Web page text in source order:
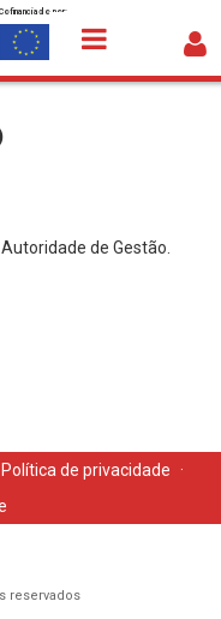
Cofinanciado por:
de Gestão.
Política de privacidade
·
reservados